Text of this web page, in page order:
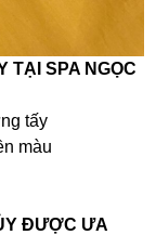
TẠI SPA NGỌC
tấy
màu
ĐƯỢC ƯA